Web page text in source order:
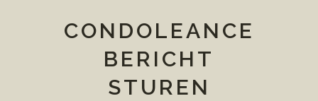
CONDOLEANCE
BERICHT
STUREN